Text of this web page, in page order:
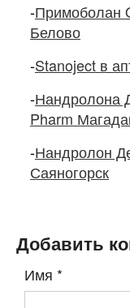
-Примоболан
Белово
-Stanoject в
-Нандролона
Pharm
-Нандролон
Саяногорск
Добавить
Имя *